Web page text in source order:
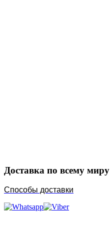
Доставка по всему миру
Способы доставки